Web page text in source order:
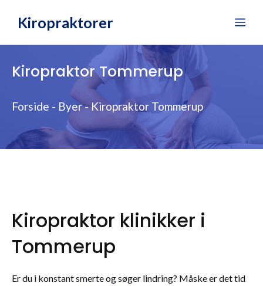
Kiropraktorer
Kiropraktor Tommerup
Forside - Byer-Kiropraktor Tommerup
Kiropraktor klinikker i
Tommerup
Er du i konstant smerte og søger lindring? Måske er det tid